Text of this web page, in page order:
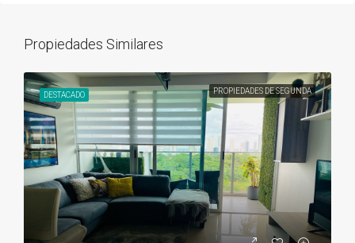
Propiedades Similares
DESTACADO PROPIEDADES DE SEGUNDA